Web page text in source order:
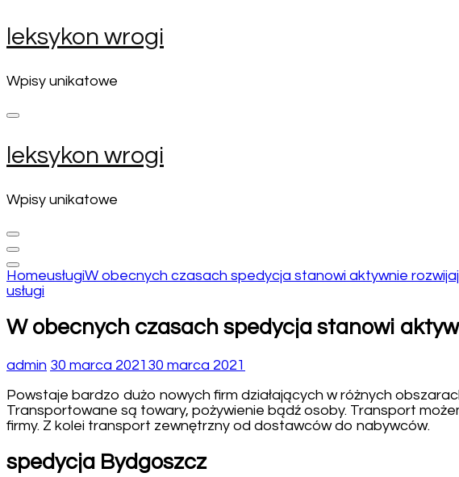
Skip
to
(Press
Enter)
leksykon wrogi
Wpisy unikatowe
leksykon wrogi
Wpisy unikatowe
HomeusługiW obecnych czasach spedycja stanowi aktywnie
usługi
W obecnych czasach spedycja stanowi
admin 30 marca 2021 30 marca 2021
Powstaje bardzo dużo nowych firm działających w różnych
Transportowane są towary, pożywienie bądź osoby. Transport
firmy. Z kolei transport zewnętrzny od dostawców do nabywców.
spedycja Bydgoszcz